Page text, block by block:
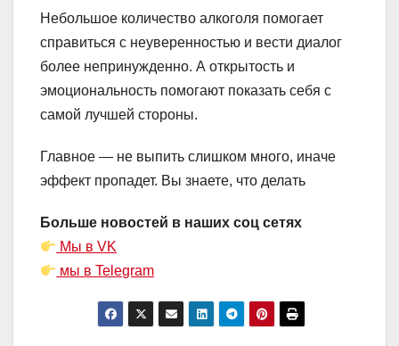
Небольшое количество алкоголя помогает
справиться с неуверенностью и вести диалог
более непринужденно. А открытость и
эмоциональность помогают показать себя с
самой лучшей стороны.
Главное — не выпить слишком много, иначе
эффект пропадет. Вы знаете, что делать
Больше новостей в наших соц сетях
Мы в VK
мы в Telegram